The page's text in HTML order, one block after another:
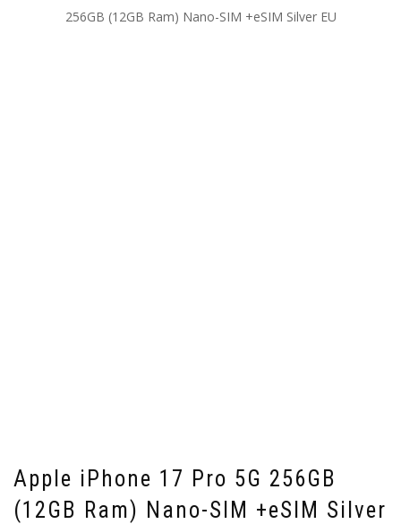
256GB (12GB Ram) Nano-SIM +eSIM Silver EU
Apple iPhone 17 Pro 5G 256GB
(12GB Ram) Nano-SIM +eSIM Silver